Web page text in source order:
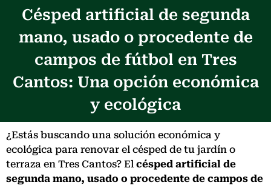
Césped artificial de segunda
mano, usado o procedente de
campos de fútbol en Tres
Cantos: Una opción económica
y ecológica
¿Estás buscando una solución económica y
ecológica para renovar el césped de tu jardín o
terraza en Tres Cantos? El césped artificial de
segunda mano, usado o procedente de campos de